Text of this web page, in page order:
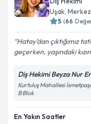
Uşak, Merkez
5 (66
Hatay’dan çıktığımız
geçerken, yaşındaki
Diş Hekimi Beyza Nur
Kurtuluş Mahallesi
B Blok
En Yakın Saatler